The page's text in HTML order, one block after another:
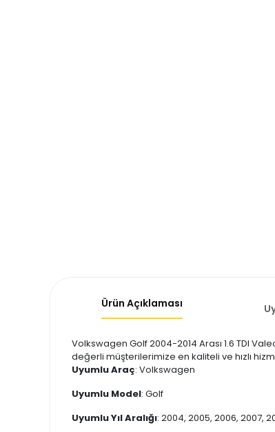
Ürün Açıklaması
Volkswagen Golf 2004-2014 Arası 1.6 TDI
değerli müşterilerimize en kaliteli ve hızlı
Uyumlu Araç: Volkswagen
Uyumlu Model: Golf
Uyumlu Yıl Aralığı: 2004, 2005, 2006, 2007,